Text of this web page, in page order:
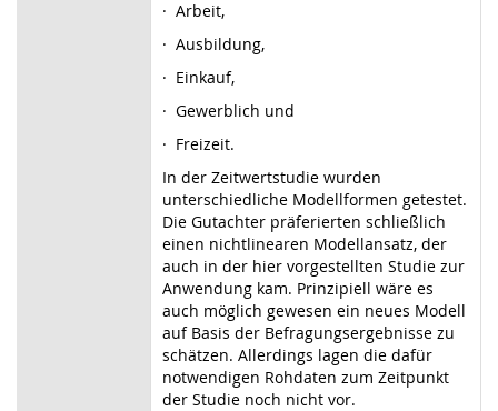
· Arbeit,
· Ausbildung,
· Einkauf,
· Gewerblich und
· Freizeit.
In der Zeitwertstudie wurden
unterschiedliche Modellformen getestet.
Die Gutachter präferierten schließlich
einen nichtlinearen Modellansatz, der
auch in der hier vorgestellten Studie zur
Anwendung kam. Prinzipiell wäre es
auch möglich gewesen ein neues Modell
auf Basis der Befragungsergebnisse zu
schätzen. Allerdings lagen die dafür
notwendigen Rohdaten zum Zeitpunkt
der Studie noch nicht vor.